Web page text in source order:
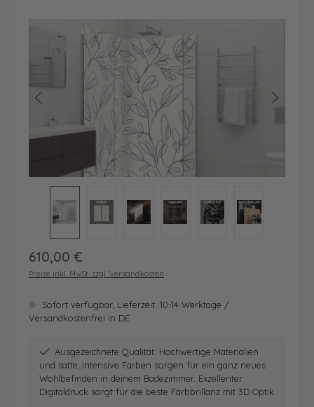
Bildergalerie überspringen
Regulärer Preis:
610,00 €
Preise inkl. MwSt. zzgl. Versandkosten
Sofort verfügbar, Lieferzeit: 10-14 Werktage /
Versandkostenfrei in DE
Ausgezeichnete Qualität: Hochwertige Materialien
und satte, intensive Farben sorgen für ein ganz neues
Wohlbefinden in deinem Badezimmer. Exzellenter
Digitaldruck sorgt für die beste Farbbrillanz mit 3D Optik